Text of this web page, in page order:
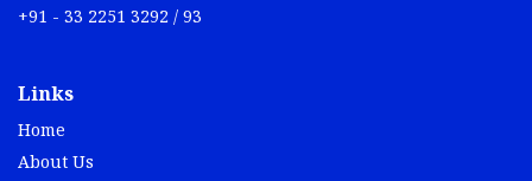
+91 - 33 2251 3292 / 93
Links
Home
About Us